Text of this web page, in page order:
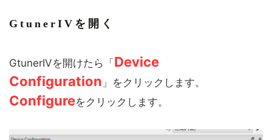
GtunerIVを開く
GtunerIVを開けたら「 Device
Configuration 」をクリックします。
Configureをクリックします。